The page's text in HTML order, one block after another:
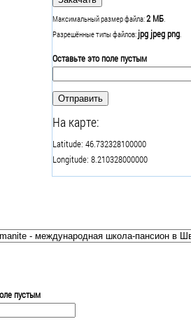
Максимальный размер файла:2 МБ
Разрешённые типы файлов: jpg jpeg png
Оставьте это поле пустым
На карте:
Latitude: 46.732328100000
Longitude: 8.210328000000
пустым